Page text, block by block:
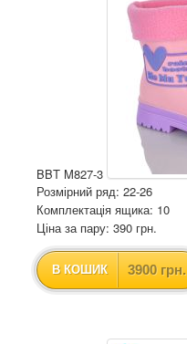
BBT M827-3
Розмірний ряд: 22-26
Комплектація ящика: 10
Ціна за пару: 390 грн.
В КОШИК 3900 грн.